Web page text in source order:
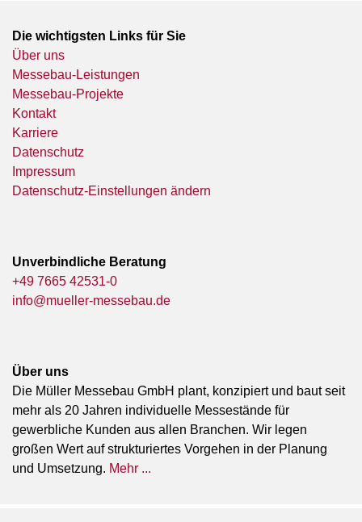
Die wichtigsten Links für Sie
Über uns
Messebau-Leistungen
Messebau-Projekte
Kontakt
Karriere
Datenschutz
Impressum
Datenschutz-Einstellungen ändern
Unverbindliche Beratung
+49 7665 42531-0
info@mueller-messebau.de
Über uns
Die Müller Messebau GmbH plant, konzipiert und baut seit
mehr als 20 Jahren individuelle Messestände für
gewerbliche Kunden aus allen Branchen. Wir legen
großen Wert auf strukturiertes Vorgehen in der Planung
und Umsetzung. Mehr ...